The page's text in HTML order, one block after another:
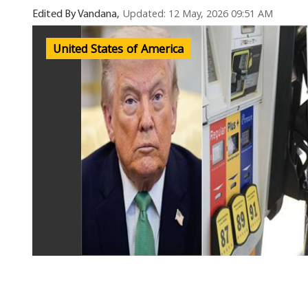
Edited By Vandana, Updated: 12 May, 2026 09:51 AM
United States of America